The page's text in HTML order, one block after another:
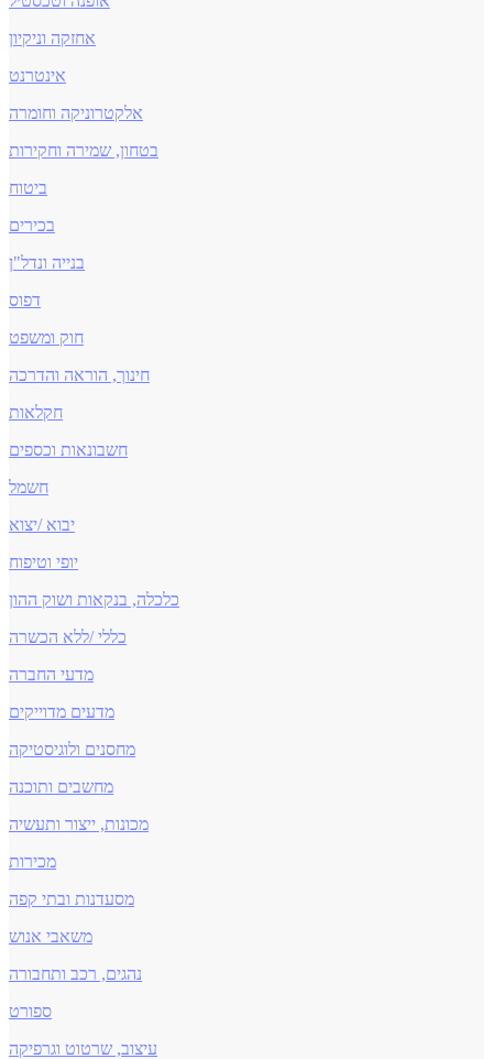
אחזקה וניקיון
אינטרנט
אלקטרוניקה וחומרה
בטחון, שמירה וחקירות
ביטוח
בכירים
בנייה ונדל"ן
דפוס
חוק ומשפט
חינוך, הוראה והדרכה
חקלאות
חשבונאות וכספים
חשמל
יבוא /יצוא
יופי וטיפוח
כלכלה, בנקאות ושוק ההון
כללי /ללא הכשרה
מדעי החברה
מדעים מדוייקים
מחסנים ולוגיסטיקה
מחשבים ותוכנה
מכונות, ייצור ותעשיה
מכירות
מסעדנות ובתי קפה
משאבי אנוש
נהגים, רכב ותחבורה
ספורט
עיצוב, שרטוט וגרפיקה